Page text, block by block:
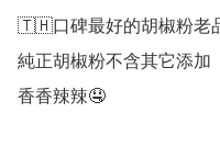
🇹🇭口碑最好的胡椒粉老
純正胡椒粉不含其它添加
香香辣辣🤤